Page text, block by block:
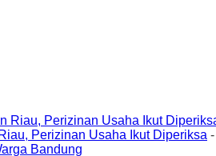
Perizinan Usaha Ikut Diperiksa